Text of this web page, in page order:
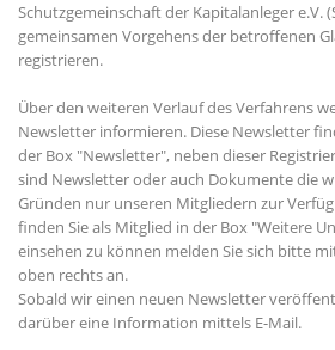
Schutzgemeinschaft der Kapitalanleger e.V.
gemeinsamen Vorgehens der betroffenen
registrieren.
Über den weiteren Verlauf des Verfahrens
Newsletter informieren. Diese Newsletter
der Box "Newsletter", neben dieser
sind Newsletter oder auch Dokumente die
Gründen nur unseren Mitgliedern zur
finden Sie als Mitglied in der Box "Weitere
einsehen zu können melden Sie sich bitte
oben rechts an.
Sobald wir einen neuen Newsletter
darüber eine Information mittels E-Mail.